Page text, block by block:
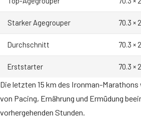
Starker Agegrouper 70.3 ×
Durchschnitt 70.3 ×
Erststarter 70.3 ×
Die letzten 15 km des Ironman-
von Pacing, Ernährung und Ermüdung
vorhergehenden Stunden.